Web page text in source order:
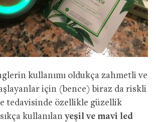
kullanımı oldukça zahmetli ve
için (bence) biraz da riskli
tedavisinde özellikle güzellik
kullanılan yeşil ve mavi led